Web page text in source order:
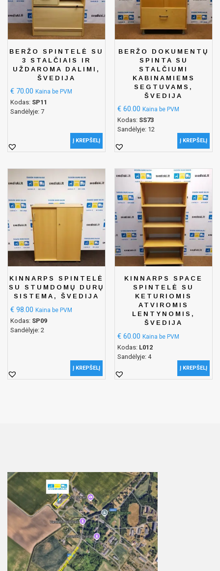
BERŽO SPINTELĖ SU
3 STALČIAIS IR
UŽDAROMA DALIMI,
ŠVEDIJA
€ 70.00 Kaina be PVM
Kodas: SP11
Sandėlyje: 7
Į KREPŠELĮ
BERŽO DOKUMENTŲ
SPINTA SU
STALČIUMI
KABINAMIEMS
SEGTUVAMS,
ŠVEDIJA
€ 60.00 Kaina be PVM
Kodas: SS73
Sandėlyje: 12
Į KREPŠELĮ
KINNARPS SPINTELĖ
SU STUMDOMŲ DURŲ
SISTEMA, ŠVEDIJA
€ 98.00 Kaina be PVM
Kodas: SP09
Sandėlyje: 2
Į KREPŠELĮ
KINNARPS SPACE
SPINTELĖ SU
KETURIOMIS
ATVIROMIS
LENTYNOMIS,
ŠVEDIJA
€ 60.00 Kaina be PVM
Kodas: L012
Sandėlyje: 4
Į KREPŠELĮ